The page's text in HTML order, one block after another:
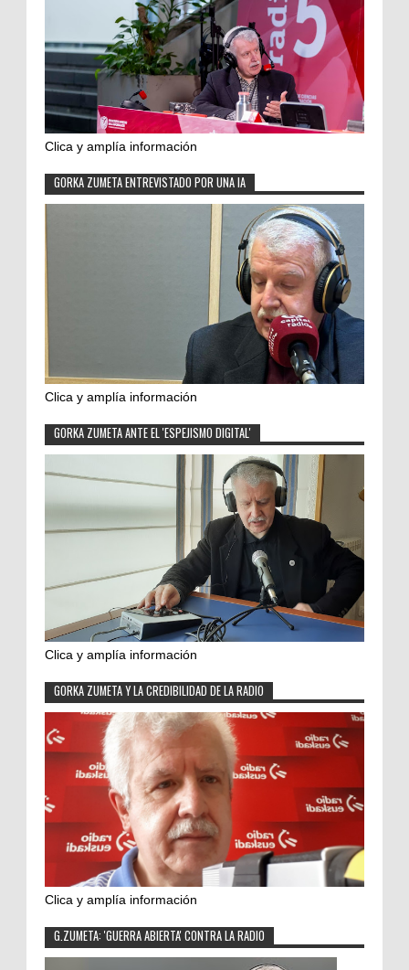
Clica y amplía información
GORKA ZUMETA ENTREVISTADO POR UNA IA
Clica y amplía información
GORKA ZUMETA ANTE EL 'ESPEJISMO DIGITAL'
Clica y amplía información
GORKA ZUMETA Y LA CREDIBILIDAD DE LA RADIO
Clica y amplía información
G.ZUMETA: 'GUERRA ABIERTA' CONTRA LA RADIO